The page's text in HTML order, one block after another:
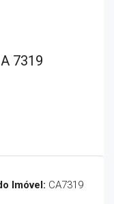
7319
Imóvel: CA7319